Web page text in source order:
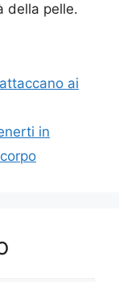
della pelle.
ai
in